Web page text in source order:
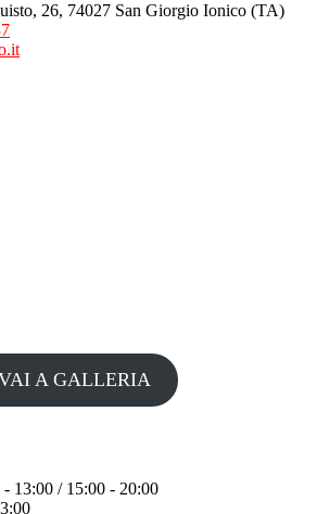
26, 74027 San Giorgio Ionico (TA)
A GALLERIA
13:00 / 15:00 - 20:00